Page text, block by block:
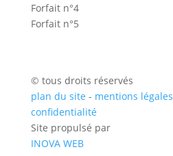
Forfait n°4
Forfait n°5
© tous droits réservés
plan du site - mentions légales
confidentialité
Site propulsé par
INOVA WEB